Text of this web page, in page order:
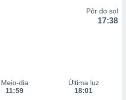
Pôr do sol
17:38
Meio-dia
11:59
Última luz
18:01